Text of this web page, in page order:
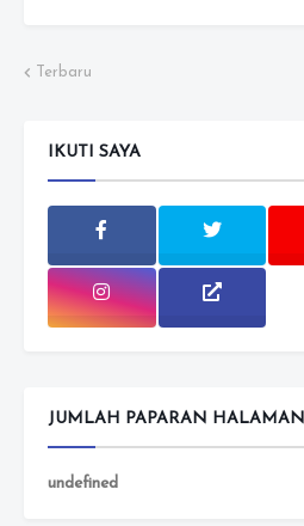
Terbaru
IKUTI SAYA
JUMLAH PAPARAN HALAMAN
undefned